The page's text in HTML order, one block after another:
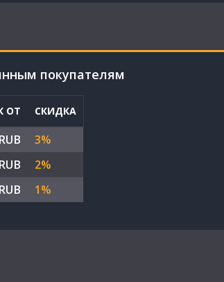
покупателям
ОТ СКИДКА
3%
2%
1%